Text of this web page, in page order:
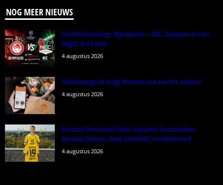
NOG MEER NIEUWS
Voorbeschouwing: Olympiakos – NEC, Europese droom
begint in Piraeus
4 augustus 2026
Thuisbezorgd.nl voegt bloemen toe aan het aanbod
4 augustus 2026
Borussia Dortmund haalt toptalent Konstantinos
Karetsas binnen, Genk verbreekt transferrecord
4 augustus 2026